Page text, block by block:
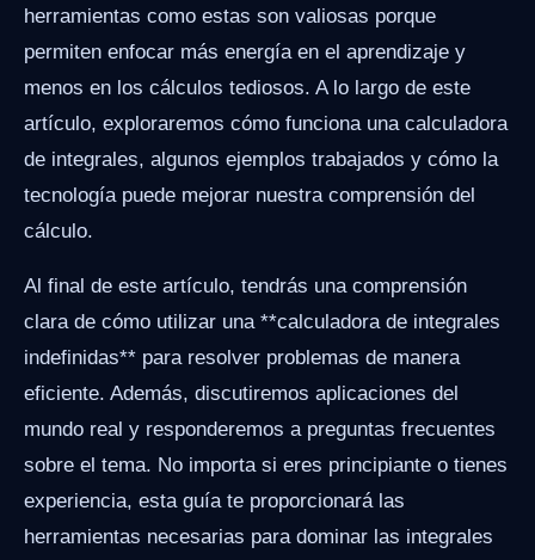
herramientas como estas son valiosas porque
permiten enfocar más energía en el aprendizaje y
menos en los cálculos tediosos. A lo largo de este
artículo, exploraremos cómo funciona una calculadora
de integrales, algunos ejemplos trabajados y cómo la
tecnología puede mejorar nuestra comprensión del
cálculo.
Al final de este artículo, tendrás una comprensión
clara de cómo utilizar una **calculadora de integrales
indefinidas** para resolver problemas de manera
eficiente. Además, discutiremos aplicaciones del
mundo real y responderemos a preguntas frecuentes
sobre el tema. No importa si eres principiante o tienes
experiencia, esta guía te proporcionará las
herramientas necesarias para dominar las integrales